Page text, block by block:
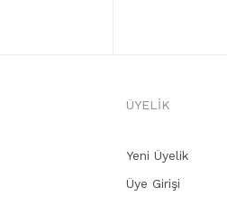
ÜYELİK
Yeni Üyelik
Üye Girişi